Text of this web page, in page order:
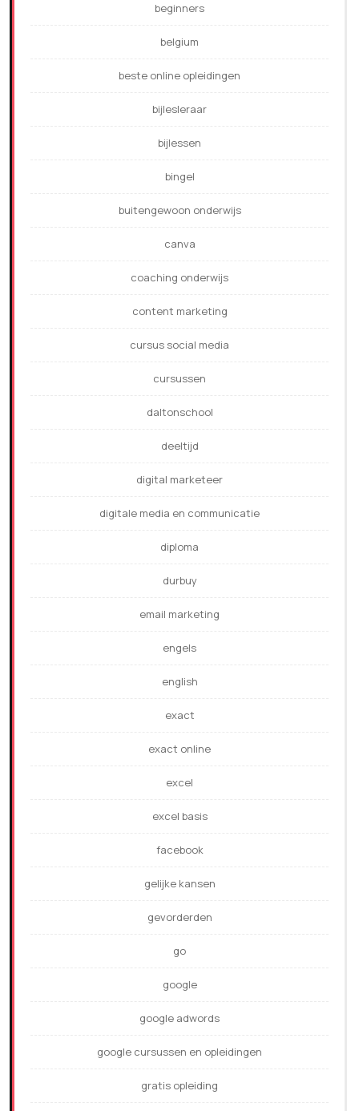
beginners
belgium
beste online opleidingen
bijlesleraar
bijlessen
bingel
buitengewoon onderwijs
canva
coaching onderwijs
content marketing
cursus social media
cursussen
daltonschool
deeltijd
digital marketeer
digitale media en communicatie
diploma
durbuy
email marketing
engels
english
exact
exact online
excel
excel basis
facebook
gelijke kansen
gevorderden
go
google
google adwords
google cursussen en opleidingen
gratis opleiding